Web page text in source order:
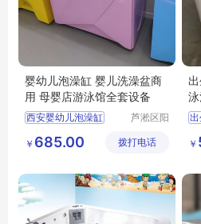
婴幼儿泡澡缸 婴儿洗澡盆商
用 母婴店游泳馆全套设备
西安婴幼儿泡澡缸
母婴店游泳馆全套设备
芦淞区阳
童游泳馆
￥ 685.00 拨打电话 ￥